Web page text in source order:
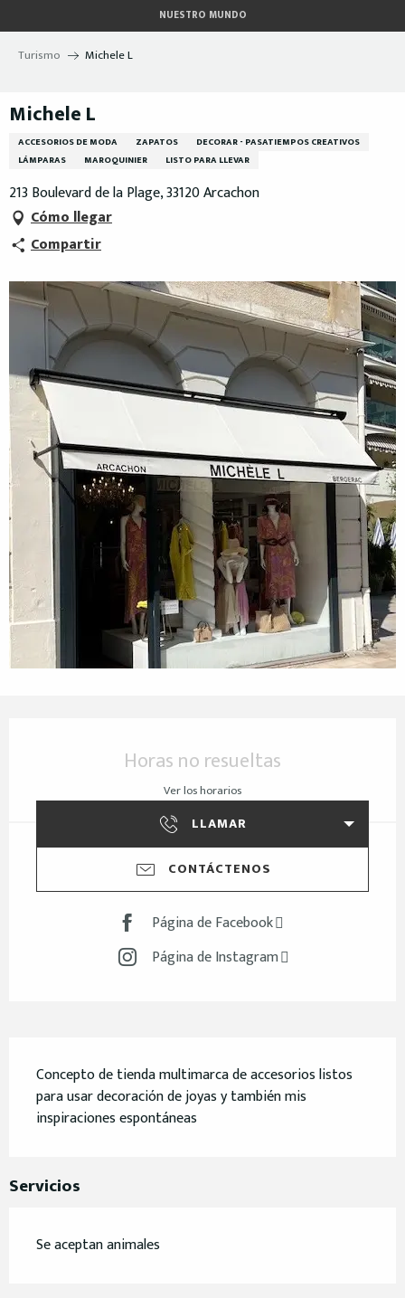
au
contenu
NUESTRO MUNDO
Turismo Michele L
Michele L
ACCESORIOS DE MODA ZAPATOS
DECORAR - PASATIEMPOS CREATIVOS
LÁMPARAS
MAROQUINIER LISTO PARA LLEVAR
213 Boulevard de la Plage, 33120 Arcachon
Cómo llegar
Compartir
Horas no resueltas
Ver los horarios
LLAMAR
CONTÁCTENOS
Página de Facebook
Página de Instagram
Concepto de tienda multimarca de accesorios listos
para usar decoración de joyas y también mis
inspiraciones espontáneas
Servicios
Se aceptan animales